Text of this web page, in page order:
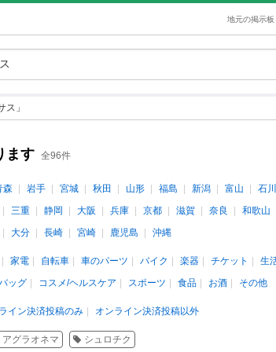
地元の掲示
」
ます 全96件
森 岩手 宮城 秋田 山形 福島 新潟 富山 石川
三重 静岡 大阪 兵庫 京都 滋賀 奈良 和歌山
大分 長崎 宮崎 鹿児島 沖縄
家電 自転車 車のパーツ バイク 楽器 チケット 生
ッグ コスメ/ヘルスケア スポーツ 食品 お酒 その他
イン決済投稿のみ オンライン決済投稿以外
アグラオネマ シュロチク